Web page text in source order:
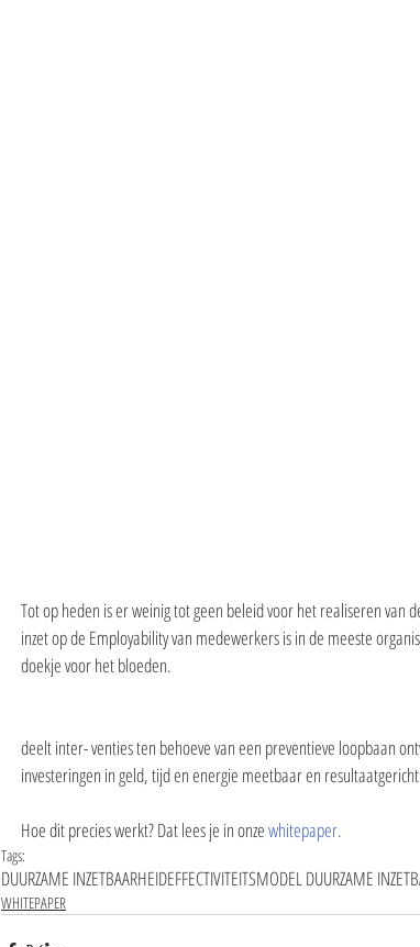
Tot op heden is er weinig tot geen beleid voor het realiseren van
inzet op de Employability van medewerkers is in de meeste
doekje voor het bloeden.
deelt inter- venties ten behoeve van een preventieve loopbaan
investeringen in geld, tijd en energie meetbaar en
Hoe dit precies werkt? Dat lees je in onze whitepaper.
Tags:
DUURZAME INZETBAARHEIDEFFECTIVITEITSMODEL DUURZAME
WHITEPAPER